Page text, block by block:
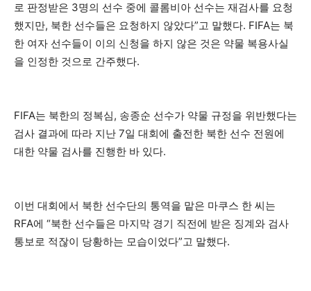
로 판정받은 3명의 선수 중에 콜롬비아 선수는 재검사를 요청
했지만, 북한 선수들은 요청하지 않았다”고 말했다. FIFA는 북
한 여자 선수들이 이의 신청을 하지 않은 것은 약물 복용사실
을 인정한 것으로 간주했다.
FIFA는 북한의 정복심, 송종순 선수가 약물 규정을 위반했다는
검사 결과에 따라 지난 7일 대회에 출전한 북한 선수 전원에
대한 약물 검사를 진행한 바 있다.
이번 대회에서 북한 선수단의 통역을 맡은 마쿠스 한 씨는
RFA에 “북한 선수들은 마지막 경기 직전에 받은 징계와 검사
통보로 적잖이 당황하는 모습이었다”고 말했다.